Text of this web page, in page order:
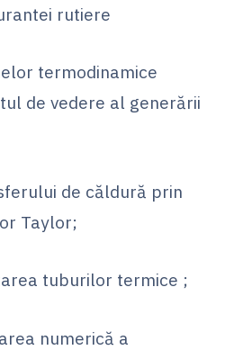
rutiere
termodinamice
de vedere al generării
de căldură prin
Taylor;
tuburilor termice ;
numerică a